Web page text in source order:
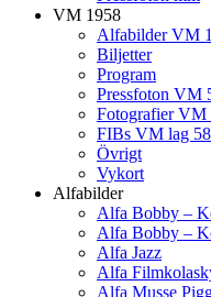
VM 1958
Alfabilder VM
Biljetter
Program
Pressfoton VM
Fotografier VM
FIBs VM lag 58
Övrigt
Vykort
Alfabilder
Alfa Bobby –
Alfa Bobby –
Alfa Jazz
Alfa
Alfa Musse